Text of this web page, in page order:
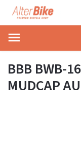
BBB BWB-
MUDCAP